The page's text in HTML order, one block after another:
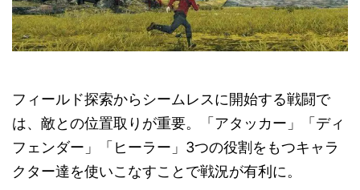
フィールド探索からシームレスに開始する戦闘で
は、敵との位置取りが重要。「アタッカー」「ディ
フェンダー」「ヒーラー」3つの役割をもつキャラ
クター達を使いこなすことで戦況が有利に。